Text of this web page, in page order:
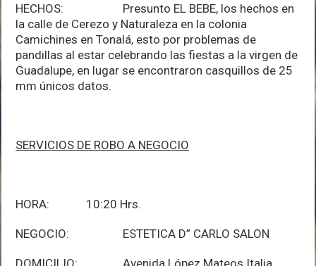
HECHOS: Presunto EL BEBE, los hechos en
la calle de Cerezo y Naturaleza en la colonia
Camichines en Tonalá, esto por problemas de
pandillas al estar celebrando las fiestas a la virgen de
Guadalupe, en lugar se encontraron casquillos de 25
mm únicos datos.
SERVICIOS DE ROBO A NEGOCIO
HORA: 10:20 Hrs.
NEGOCIO: ESTETICA D” CARLO SALON
DOMICILIO: Avenida López Mateos Italia